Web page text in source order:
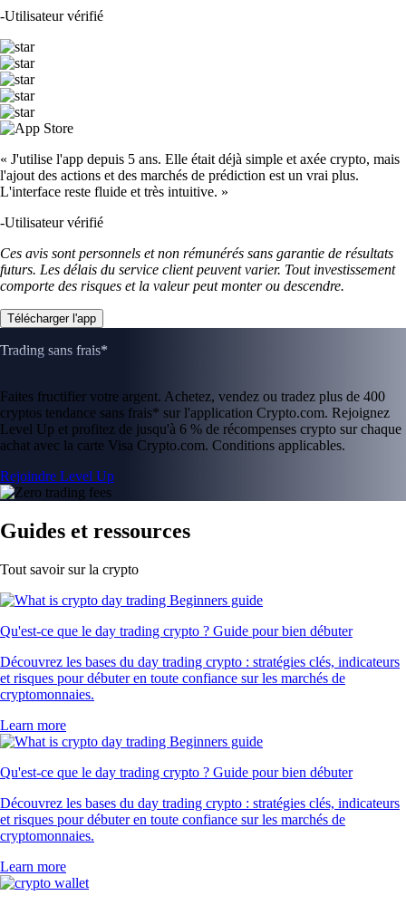
-Utilisateur vérifié
« J'utilise l'app depuis 5 ans. Elle était déjà simple et axée crypto, mais
l'ajout des actions et des marchés de prédiction est un vrai plus.
L'interface reste fluide et très intuitive. »
-Utilisateur vérifié
Ces avis sont personnels et non rémunérés sans garantie de résultats
futurs. Les délais du service client peuvent varier. Tout investissement
comporte des risques et la valeur peut monter ou descendre.
Télécharger l'app
Trading sans frais*
Faites fructifier votre argent. Achetez, vendez ou tradez plus de 400
cryptos tendance sans frais* sur l'application Crypto.com. Rejoignez
Level Up et profitez de jusqu'à 6 % de récompenses crypto sur chaque
achat avec la carte Visa Crypto.com. Conditions applicables.
Rejoindre Level Up
Guides et ressources
Tout savoir sur la crypto
Qu'est-ce que le day trading crypto ? Guide pour bien débuter
Découvrez les bases du day trading crypto : stratégies clés, indicateurs
et risques pour débuter en toute confiance sur les marchés de
cryptomonnaies.
Learn more
Qu'est-ce que le day trading crypto ? Guide pour bien débuter
Découvrez les bases du day trading crypto : stratégies clés, indicateurs
et risques pour débuter en toute confiance sur les marchés de
cryptomonnaies.
Learn more